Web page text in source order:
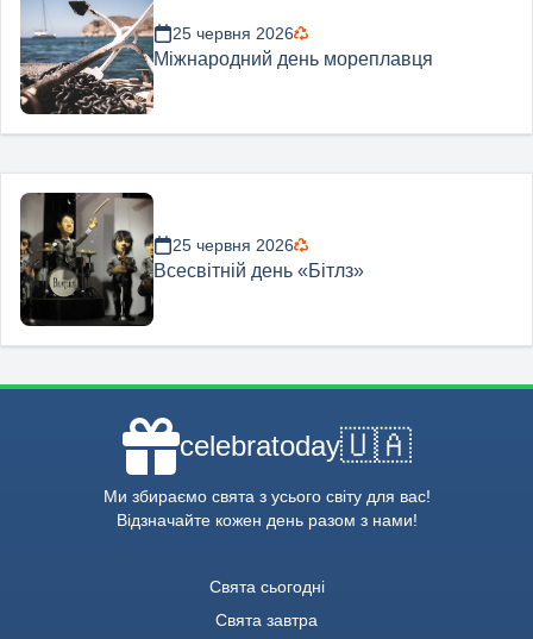
25 червня 2026
Міжнародний день мореплавця
25 червня 2026
Всесвітній день «Бітлз»
celebratoday🇺🇦
Ми збираємо свята з усього світу для вас!
Відзначайте кожен день разом з нами!
Свята сьогодні
Свята завтра